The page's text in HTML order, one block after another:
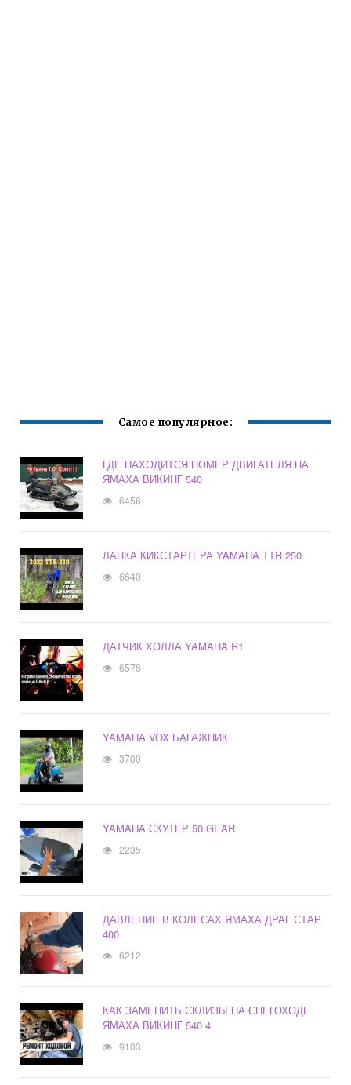
Самое популярное:
ГДЕ НАХОДИТСЯ НОМЕР ДВИГАТЕЛЯ НА
ЯМАХА ВИКИНГ 540
6456
ЛАПКА КИКСТАРТЕРА YAMAHA TTR 250
6640
ДАТЧИК ХОЛЛА YAMAHA R1
6576
YAMAHA VOX БАГАЖНИК
3700
YAMAHA СКУТЕР 50 GEAR
2235
ДАВЛЕНИЕ В КОЛЕСАХ ЯМАХА ДРАГ СТАР
400
6212
КАК ЗАМЕНИТЬ СКЛИЗЫ НА СНЕГОХОДЕ
ЯМАХА ВИКИНГ 540 4
9103